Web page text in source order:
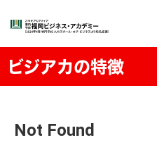
ビジアカの特徴
Not Found